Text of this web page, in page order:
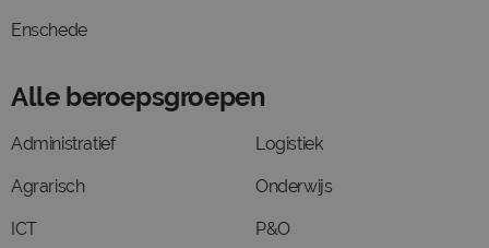
Enschede
Alle beroepsgroepen
Administratief
Agrarisch
ICT
Logistiek
Onderwijs
P&O